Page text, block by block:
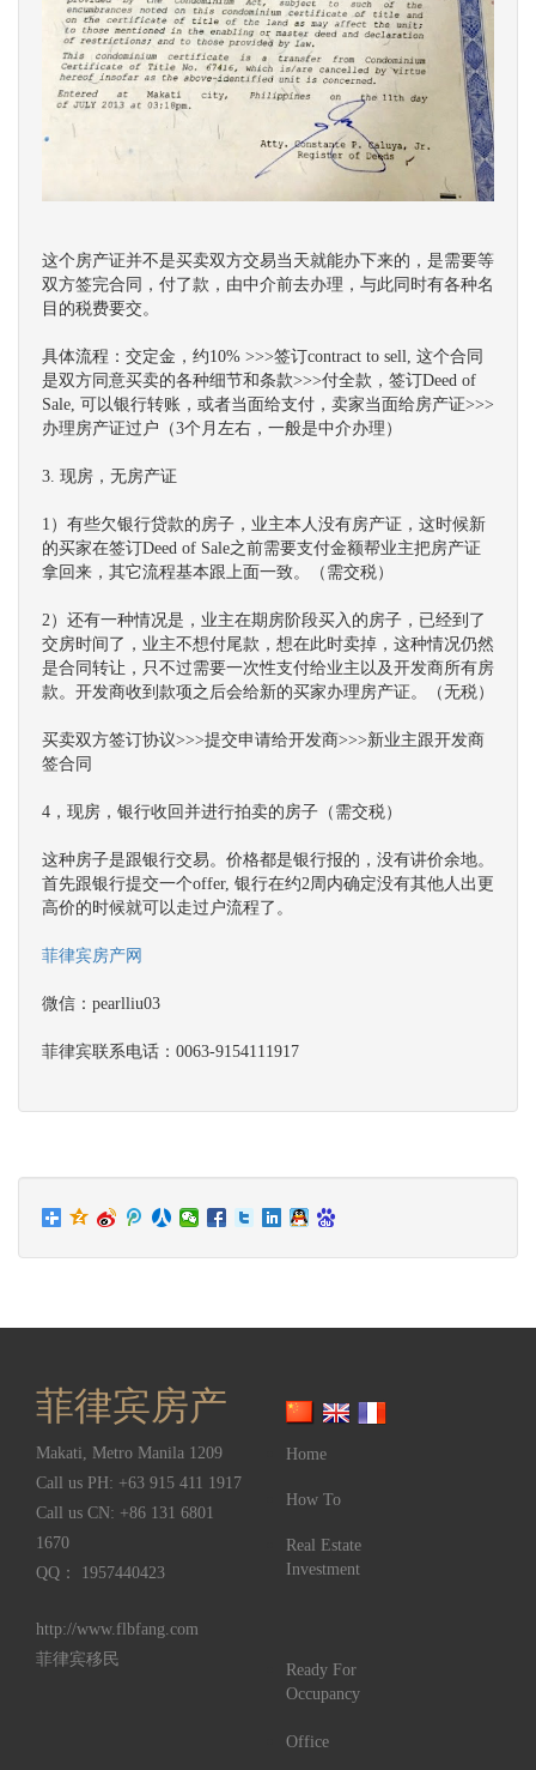
这个房产证并不是买卖双方交易当天就能办下来的，是需要等
双方签完合同，付了款，由中介前去办理，与此同时有各种名
目的税费要交。
具体流程：交定金，约10% >>>签订contract to sell, 这个合同
是双方同意买卖的各种细节和条款>>>付全款，签订Deed of
Sale, 可以银行转账，或者当面给支付，卖家当面给房产证>>>
办理房产证过户（3个月左右，一般是中介办理）
3. 现房，无房产证
1）有些欠银行贷款的房子，业主本人没有房产证，这时候新
的买家在签订Deed of Sale之前需要支付金额帮业主把房产证
拿回来，其它流程基本跟上面一致。（需交税）
2）还有一种情况是，业主在期房阶段买入的房子，已经到了
交房时间了，业主不想付尾款，想在此时卖掉，这种情况仍然
是合同转让，只不过需要一次性支付给业主以及开发商所有房
款。开发商收到款项之后会给新的买家办理房产证。（无税）
买卖双方签订协议>>>提交申请给开发商>>>新业主跟开发商
签合同
4，现房，银行收回并进行拍卖的房子（需交税）
这种房子是跟银行交易。价格都是银行报的，没有讲价余地。
首先跟银行提交一个offer, 银行在约2周内确定没有其他人出更
高价的时候就可以走过户流程了。
菲律宾房产网
微信：pearlliu03
菲律宾联系电话：0063-9154111917
菲律宾房产
Makati Metro Manila 1209
Call us PH: +63 915 411 1917
Call us CN: +86 131 6801
1670
QQ： 1957440423
http://www.flbfang.com
菲律宾移民
Home
How To
Real Estate
Investment
Ready For
Occupancy
Office